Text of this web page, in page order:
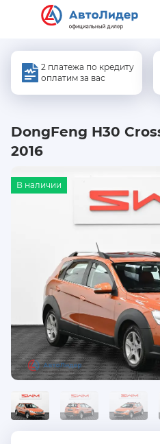
2 платежа по кредиту
оплатим за вас
DongFeng H30
2016
В наличии